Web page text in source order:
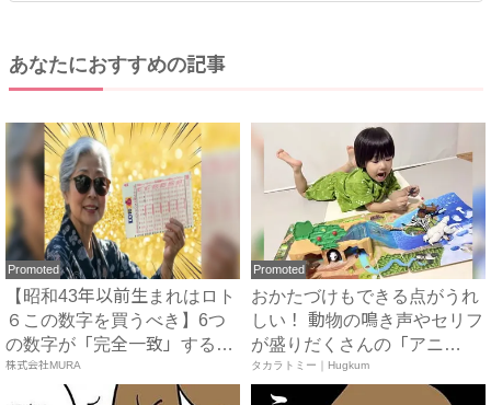
あなたにおすすめの記事
Promoted
【昭和43年以前生まれはロト
６この数字を買うべき】6つ
の数字が「完全一致」する
方...
株式会社MURA
Promoted
おかたづけもできる点がうれ
しい！ 動物の鳴き声やセリフ
が盛りだくさんの「アニ
ア ...
タカラトミー｜Hugkum